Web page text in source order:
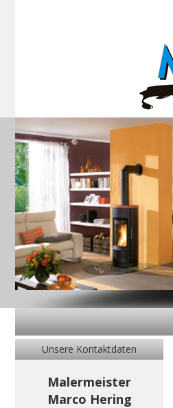
Unsere Kontaktdaten
Malermeister
Marco Hering